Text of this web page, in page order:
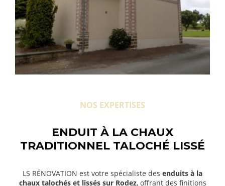
NOS EXPERTISES
ENDUIT À LA CHAUX
TRADITIONNEL TALOCHÉ LISSÉ
LS RÉNOVATION est votre spécialiste des enduits à la
chaux talochés et lissés sur Rodez, offrant des finitions